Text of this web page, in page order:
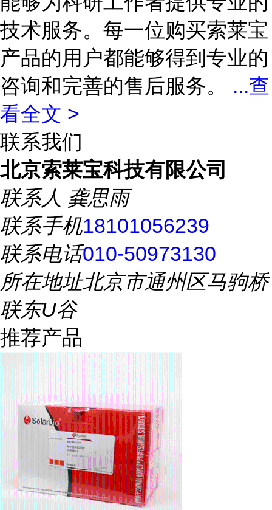
技术服务。每一位购买索莱宝
产品的用户都能够得到专业的
咨询和完善的售后服务。 ...查
看全文 >
联系我们
北京索莱宝科技有限公司
联系人 龚思雨
联系手机18101056239
联系电话010-50973130
所在地址北京市通州区马驹桥
联东U谷
推荐产品